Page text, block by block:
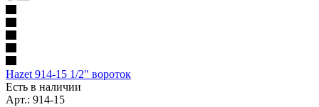
Hazet 914-15 1/2" вороток
Есть в наличии
Арт.: 914-15